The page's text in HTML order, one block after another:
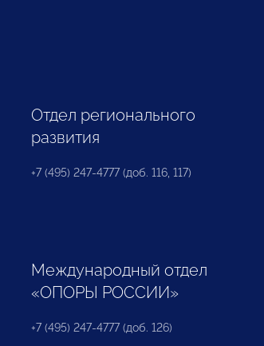
Отдел регионального
развития
+7 (495) 247-4777 (доб. 116, 117)
Международный отдел
«ОПОРЫ РОССИИ»
+7 (495) 247-4777 (доб. 126)